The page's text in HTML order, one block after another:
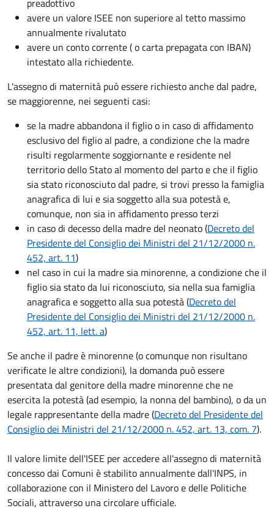
preadottivo
avere un valore ISEE non superiore al tetto massimo
annualmente rivalutato
avere un conto corrente ( o carta prepagata con IBAN)
intestato alla richiedente.
L'assegno di maternità può essere richiesto anche dal padre,
se maggiorenne, nei seguenti casi:
se la madre abbandona il figlio o in caso di affidamento
esclusivo del figlio al padre, a condizione che la madre
risulti regolarmente soggiornante e residente nel
territorio dello Stato al momento del parto e che il figlio
sia stato riconosciuto dal padre, si trovi presso la famiglia
anagrafica di lui e sia soggetto alla sua potestà e,
comunque, non sia in affidamento presso terzi
in caso di decesso della madre del neonato (Decreto del
Presidente del Consiglio dei Ministri del 21/12/2000 n.
452, art. 11)
nel caso in cui la madre sia minorenne, a condizione che il
figlio sia stato da lui riconosciuto, sia nella sua famiglia
anagrafica e soggetto alla sua potestà (Decreto del
Presidente del Consiglio dei Ministri del 21/12/2000 n.
452, art. 11, lett. a)
Se anche il padre è minorenne (o comunque non risultano
verificate le altre condizioni), la domanda può essere
presentata dal genitore della madre minorenne che ne
esercita la potestà (ad esempio, la nonna del bambino), o da un
legale rappresentante della madre (Decreto del Presidente del
Consiglio dei Ministri del 21/12/2000 n. 452, art. 13, com. 7).
Il valore limite dell'ISEE per accedere all'assegno di maternità
concesso dai Comuni è stabilito annualmente dall'INPS, in
collaborazione con il Ministero del Lavoro e delle Politiche
Sociali, attraverso una circolare ufficiale.